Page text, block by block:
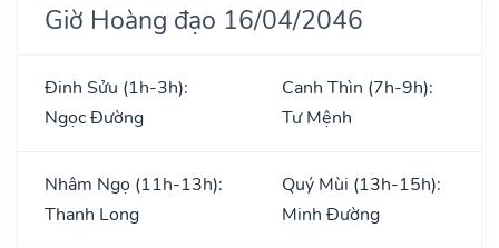
Giờ Hoàng đạo 16/04/2046
Đinh Sửu (1h-3h):
Ngọc Đường
Canh Thìn (7h-9h):
Tư Mệnh
Nhâm Ngọ (11h-13h):
Thanh Long
Quý Mùi (13h-15h):
Minh Đường